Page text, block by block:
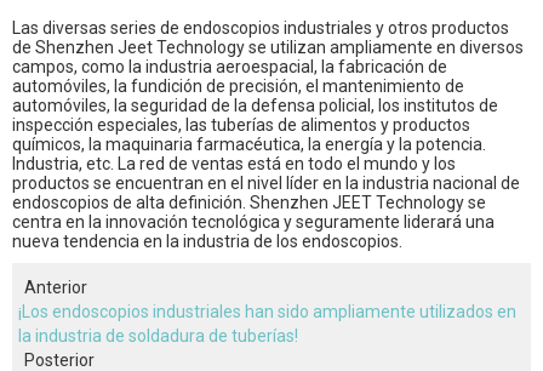
Las diversas series de endoscopios industriales y otros productos
de Shenzhen Jeet Technology se utilizan ampliamente en diversos
campos, como la industria aeroespacial, la fabricación de
automóviles, la fundición de precisión, el mantenimiento de
automóviles, la seguridad de la defensa policial, los institutos de
inspección especiales, las tuberías de alimentos y productos
químicos, la maquinaria farmacéutica, la energía y la potencia.
Industria, etc. La red de ventas está en todo el mundo y los
productos se encuentran en el nivel líder en la industria nacional de
endoscopios de alta definición. Shenzhen JEET Technology se
centra en la innovación tecnológica y seguramente liderará una
nueva tendencia en la industria de los endoscopios.
Anterior
¡Los endoscopios industriales han sido ampliamente utilizados en
la industria de soldadura de tuberías!
Posterior